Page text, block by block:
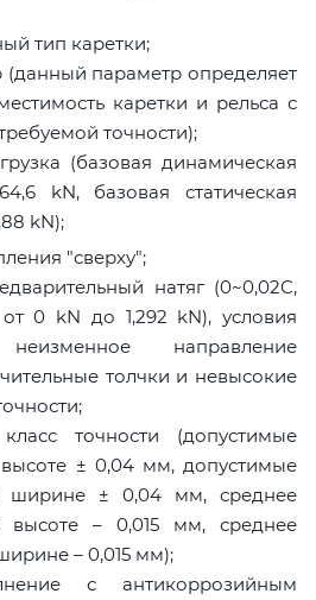
тип каретки;
(данный параметр определяет
каретки и рельса с
точности);
(базовая динамическая
kN, базовая статическая
kN);
"сверху";
натяг (0~0,02C,
от 0 kN до 1,292 kN), условия
направление
толчки и невысокие
точности (допустимые
± 0,04 мм, допустимые
ширине ± 0,04 мм, среднее
высоте – 0,015 мм, среднее
– 0,015 мм);
с антикоррозийным